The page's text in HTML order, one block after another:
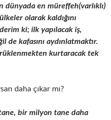
dünyada en müreffeh(varlıklı)
olarak kaldığını
ki; ilk yapılacak iş,
kafasını aydınlatmaktır.
kurtaracak tek
daha çıkar mı?
bir milyon tane daha